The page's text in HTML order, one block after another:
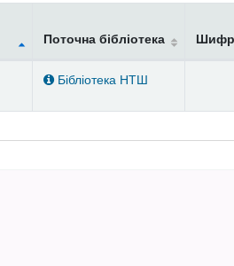
Поточна бібліотека Шифр
Бібліотека НТШ